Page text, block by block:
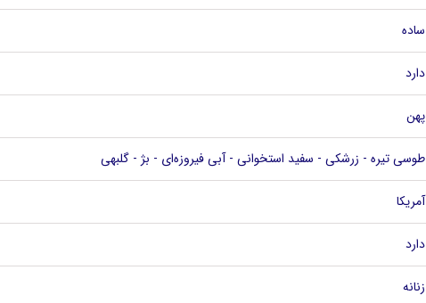
ساده
دارد
پهن
طوسی تیره - زرشکی - سفید استخوانی - آبی فیروزه‌ای - بژ - گلبهی
آمریکا
دارد
زنانه